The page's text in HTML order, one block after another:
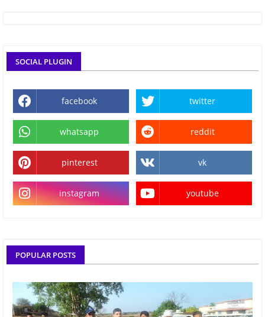
SOCIAL PLUGIN
facebook twitter
whatsapp reddit
pinterest vk
instagram youtube
POPULAR POSTS